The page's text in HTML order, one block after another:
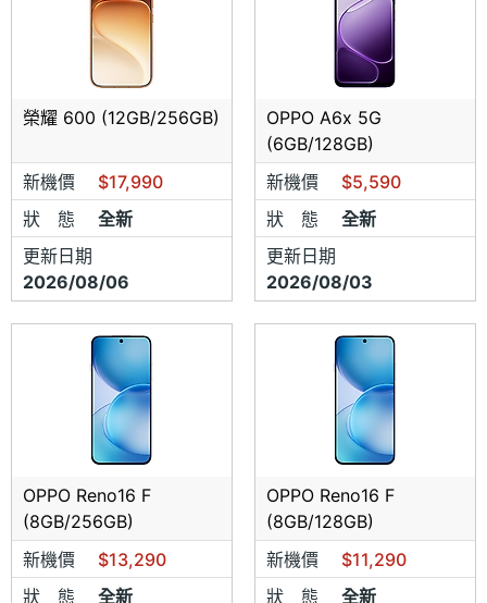
榮耀 600 (12GB/256GB)
新機價
$17,990
狀 態
全新
更新日期
2026/08/06
OPPO A6x 5G
(6GB/128GB)
新機價
$5,590
狀 態
全新
更新日期
2026/08/03
OPPO Reno16 F
(8GB/256GB)
新機價
$13,290
狀 態
全新
OPPO Reno16 F
(8GB/128GB)
新機價
$11,290
狀 態
全新